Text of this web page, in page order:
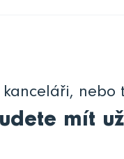
kanceláři, nebo
mít